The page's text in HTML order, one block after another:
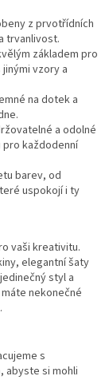
z prvotřídních
trvanlivost.
základem pro
vzory a
na dotek a
a odolné
pro každodenní
barev, od
uspokojí i ty
vaši kreativitu.
elegantní šaty
styl a
nekonečné
s
abyste si mohli